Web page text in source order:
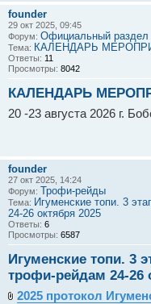
founder
29 окт 2025, 09:45
Форум: Официальный раздел
Тема: КАЛЕНДАРЬ
Ответы: 11
Просмотры: 8042
КАЛЕНДАРЬ
20 -23 августа 2026 г.
founder
27 окт 2025, 14:24
Форум: Трофи-рейды
Тема: Игуменские топи. 3
24-26 октября 2025
Ответы: 6
Просмотры: 6587
Игуменские топи. 3
трофи-рейдам 24-26
2025 протокол